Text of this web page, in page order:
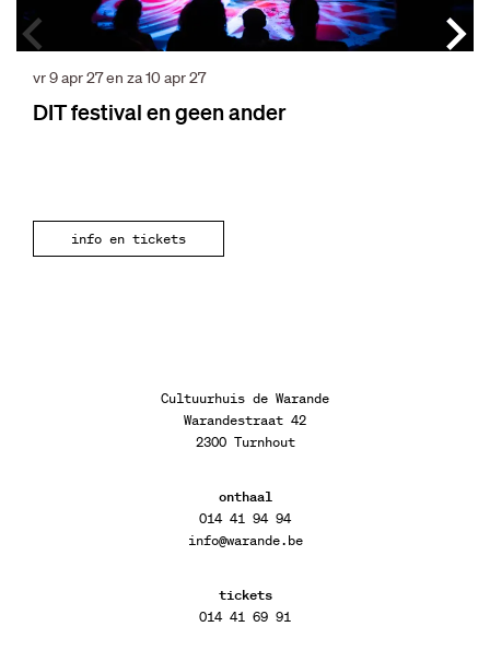
DIT festival en geen ander
vr 9 apr 27en za 10 apr 27
info en tickets
Cultuurhuis de Warande
Warandestraat 42
2300 Turnhout
onthaal
014 41 94 94
info@warande.be
tickets
014 41 69 91